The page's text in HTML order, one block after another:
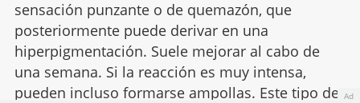
sensación punzante o de quemazón, que
posteriormente puede derivar en una
hiperpigmentación. Suele mejorar al cabo de
una semana. Si la reacción es muy intensa,
pueden incluso formarse ampollas. Este tipo de Ad